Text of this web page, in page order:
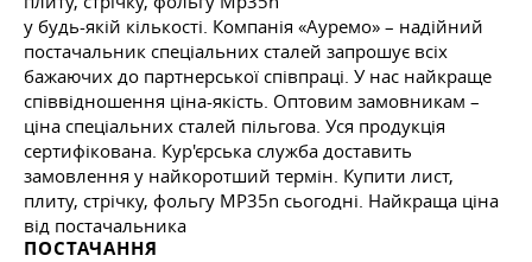
у будь-якій кількості. Компанія «Ауремо» – надійний
постачальник спеціальних сталей запрошує всіх
бажаючих до партнерської співпраці. У нас найкраще
співвідношення ціна-якість. Оптовим замовникам –
ціна спеціальних сталей пільгова. Уся продукція
сертифікована. Кур'єрська служба доставить
замовлення у найкоротший термін. Купити лист,
плиту, стрічку, фольгу MP35n сьогодні. Найкраща ціна
від постачальника
ПОСТАЧАННЯ